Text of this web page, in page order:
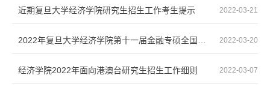
2022-03-21
近期复旦大学经济学院研究生招生工作考生提示
2022-03-20
2022年复旦大学经济学院第十一届金融专硕全国优秀大学生夏令营活动报名通知（专业学位）
2022-03-07
经济学院2022年面向港澳台研究生招生工作细则